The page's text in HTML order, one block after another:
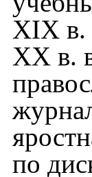
XIX
XX в.
по